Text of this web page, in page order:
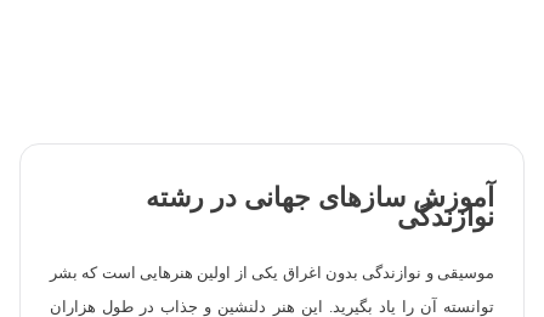
آموزش سازهای جهانی در رشته
نوازندگی
موسیقی و نوازندگی بدون اغراق یکی از اولین هنر‌هایی است که بشر
توانسته آن را یاد بگیرید. این هنر دلنشین و جذاب در طول هزاران